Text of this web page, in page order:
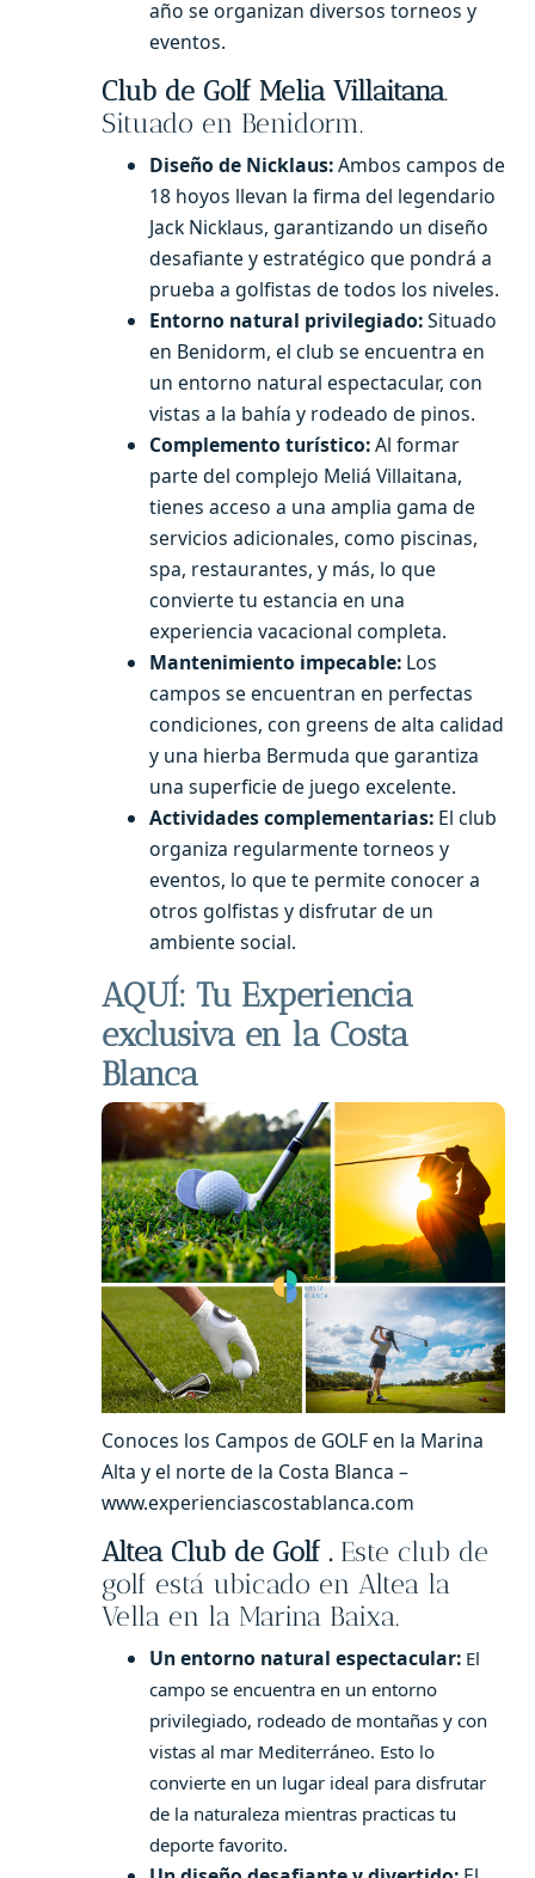
año se organizan diversos torneos y
eventos.
Club de Golf Melia Villaitana.
Situado en Benidorm.
Diseño de Nicklaus:Ambos campos de
18 hoyos llevan la firma del legendario
Jack Nicklaus, garantizando un diseño
desafiante y estratégico que pondrá a
prueba a golfistas de todos los niveles.
Entorno natural privilegiado:Situado
en Benidorm, el club se encuentra en
un entorno natural espectacular, con
vistas a la bahía y rodeado de pinos.
Complemento turístico:Al formar
parte del complejo Meliá Villaitana,
tienes acceso a una amplia gama de
servicios adicionales, como piscinas,
spa, restaurantes, y más, lo que
convierte tu estancia en una
experiencia vacacional completa.
Mantenimiento impecable: Los
campos se encuentran en perfectas
condiciones, con greens de alta calidad
y una hierba Bermuda que garantiza
una superficie de juego excelente.
Actividades complementarias: El club
organiza regularmente torneos y
eventos, lo que te permite conocer a
otros golfistas y disfrutar de un
ambiente social.
AQUÍ: Tu Experiencia
exclusiva en la Costa
Blanca
Conoces los Campos de GOLF en la Marina
Alta y el norte de la Costa Blanca –
www.experienciascostablanca.com
Altea Club de Golf . Este club de
golf está ubicado en Altea la
Vella en la Marina Baixa.
Un entorno natural espectacular: El
campo se encuentra en un entorno
privilegiado, rodeado de montañas y con
vistas al mar Mediterráneo. Esto lo
convierte en un lugar ideal para disfrutar
de la naturaleza mientras practicas tu
deporte favorito.